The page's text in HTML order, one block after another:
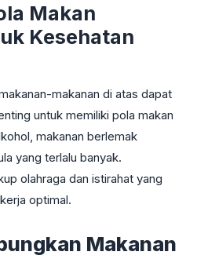
Makan
Kesehatan
makanan di atas dapat
untuk memiliki pola makan
makanan berlemak
yang terlalu banyak.
olahraga dan istirahat yang
optimal.
Makanan